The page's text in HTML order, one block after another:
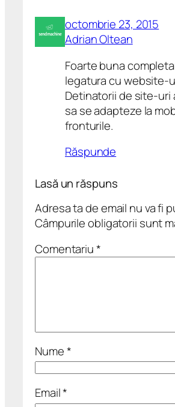
octombrie 23, 2015
Adrian Oltean
Foarte buna
legatura cu website-
Detinatorii de site-uri
sa se adapteze la
fronturile.
Răspunde
Lasă un răspuns
Adresa ta de email nu va fi
Câmpurile obligatorii sunt
Comentariu*
Nume*
Email*